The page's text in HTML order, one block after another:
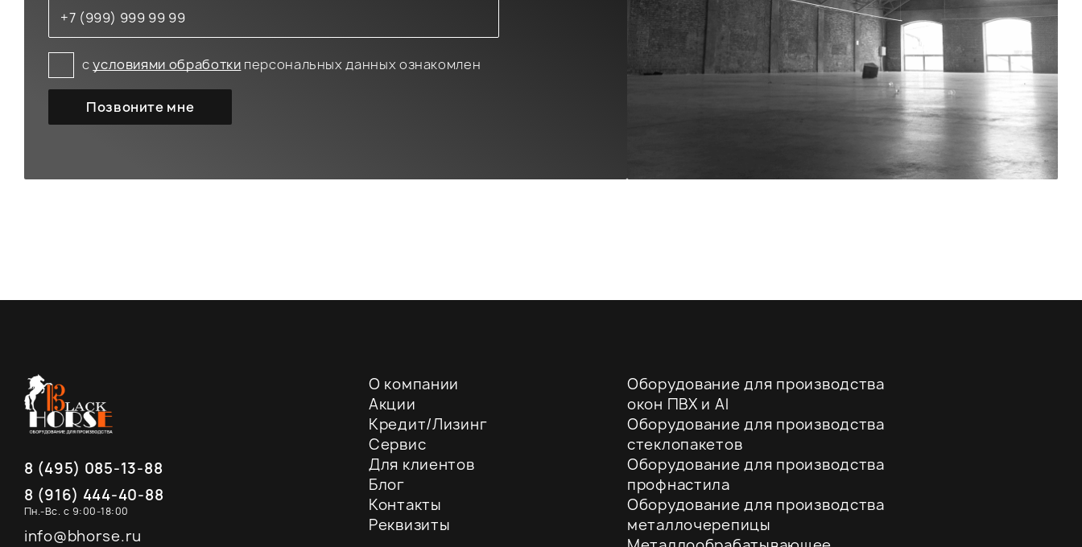
сусловиями обработки персональных данных ознакомлен
8 (495) 085-13-88
8 (916) 444-40-88
Пн.-Вс. с 9:00-18:00
info@bhorse.ru
О компании
Акции
Кредит/Лизинг
Сервис
Для клиентов
Блог
Контакты
Реквизиты
Оборудование для производства
окон ПВХ и Al
Оборудование для производства
стеклопакетов
Оборудование для производства
профнастила
Оборудование для производства
металлочерепицы